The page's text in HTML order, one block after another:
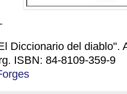
Diccionario del diablo".
ISBN: 84-8109-359-9